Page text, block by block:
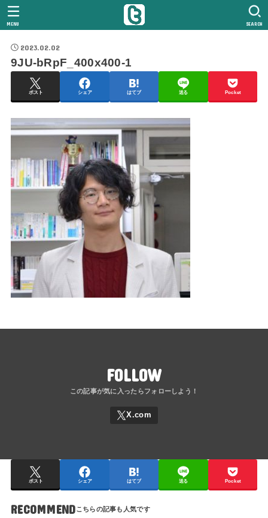
SEARCH
MENU
2023.02.02
9JU-bRpF_400x400-1
ポスト シェア はてブ 送る Pocket
FOLLOW
ポスト シェア はてブ 送る Pocket
RECOMMEND